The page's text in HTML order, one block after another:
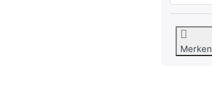
Merken